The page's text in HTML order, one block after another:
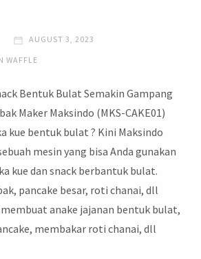
AUGUST 3, 2023
WAFFLE
Bentuk Bulat Semakin Gampang
Maker Maksindo (MKS-CAKE01)
kue bentuk bulat ? Kini Maksindo
mesin yang bisa Anda gunakan
kue dan snack berbantuk bulat.
pancake besar, roti chanai, dll
anake jajanan bentuk bulat,
membakar roti chanai, dll